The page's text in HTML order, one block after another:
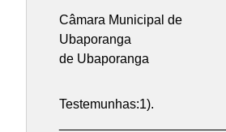
Câmara Municipal de
de Ubaporanga
Testemunhas:1).